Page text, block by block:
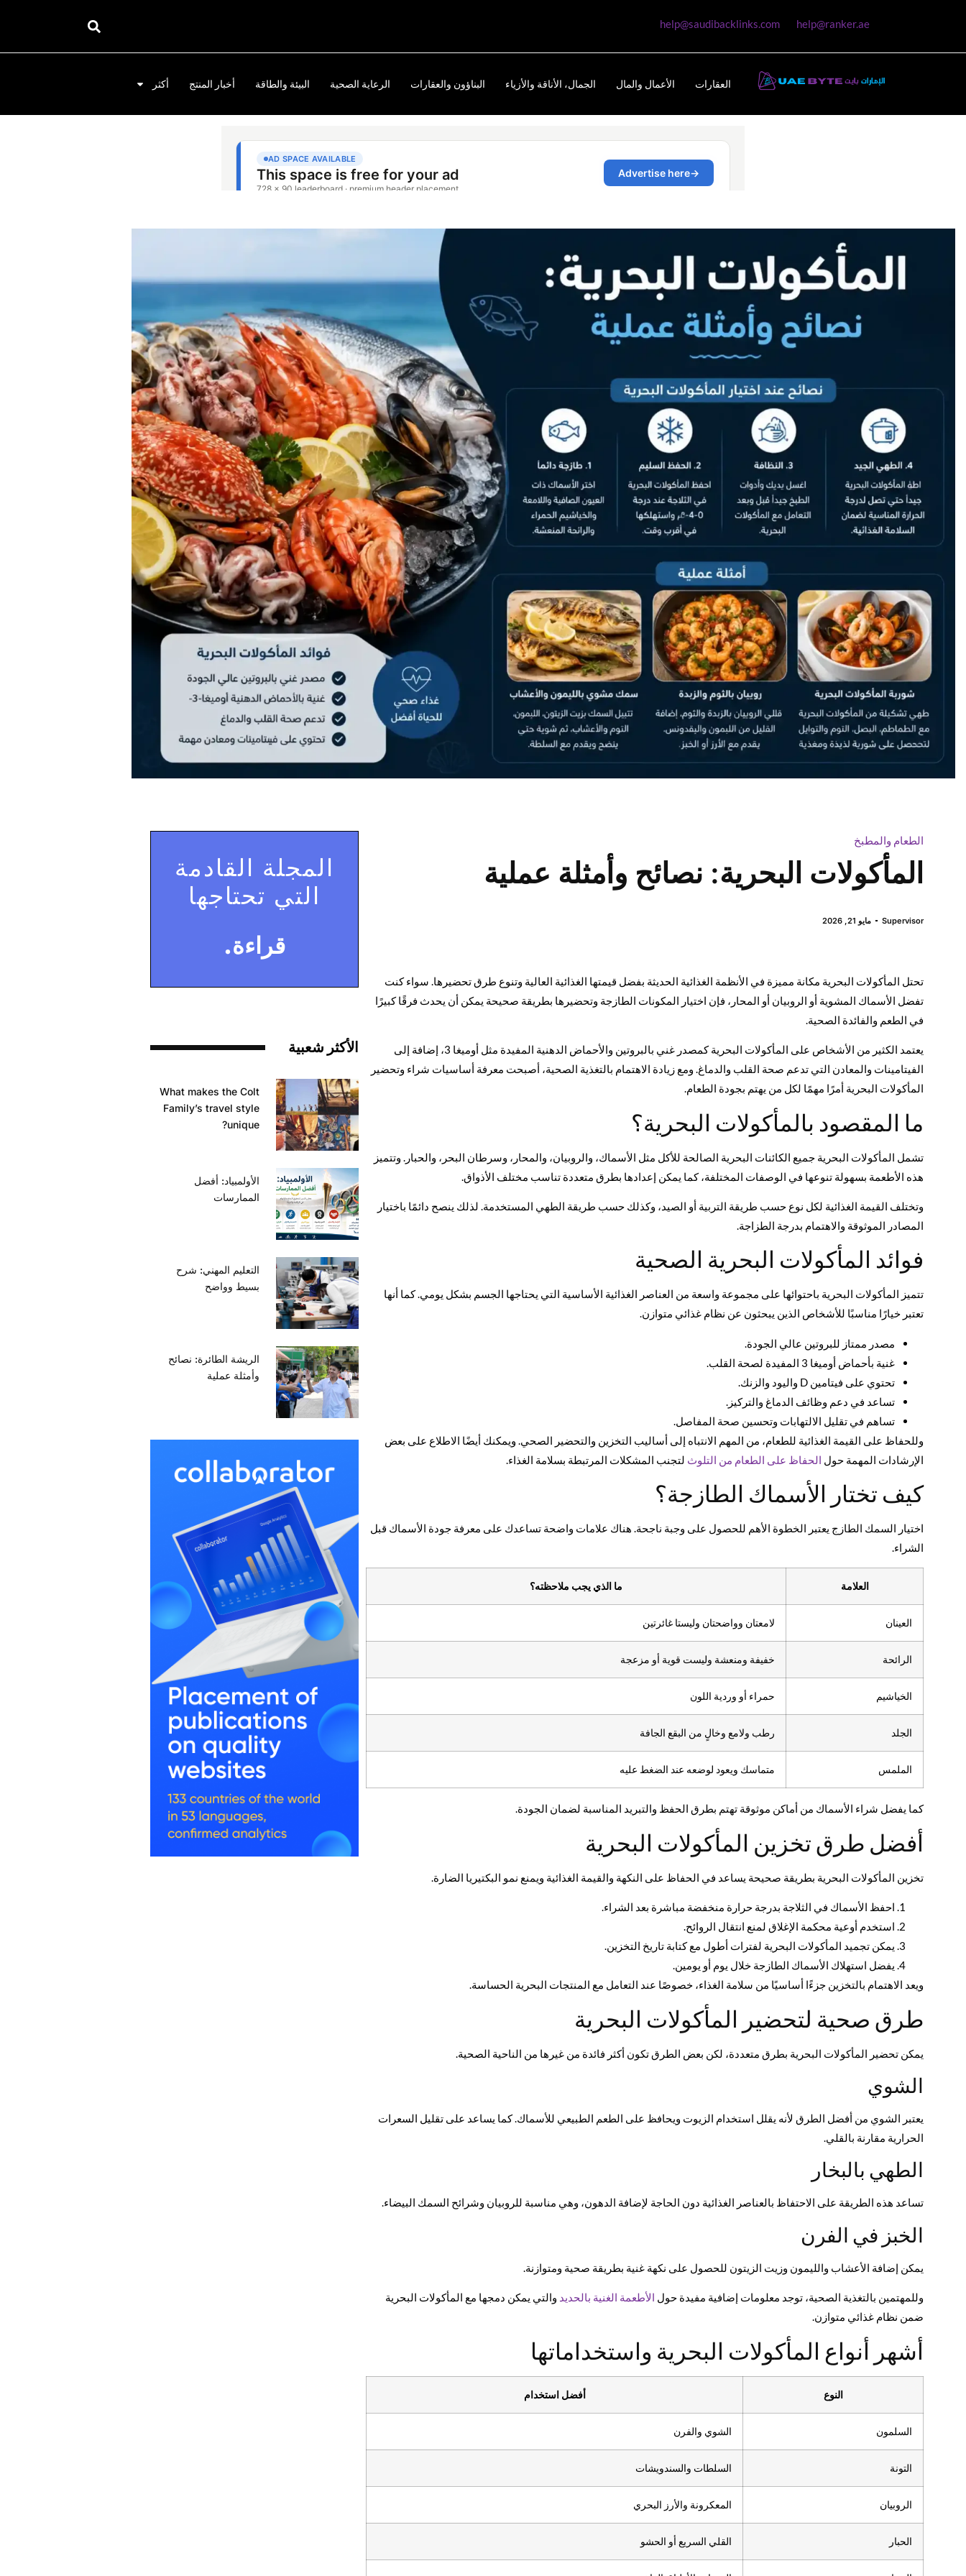
help@ranker.ae
help@saudibacklinks.com
العقارات الأعمال والمال الجمال، الأناقة والأزياء البناؤون والعقارات الرعاية الصحية البيئة والطاقة أخبار المنتج أكثر
الطعام والمطبخ
المأكولات البحرية: نصائح وأمثلة عملية
Supervisor مايو 21, 2026
تحتل المأكولات البحرية مكانة مميزة في الأنظمة الغذائية الحديثة بفضل قيمتها الغذائية العالية وتنوع طرق تحضيرها. سواء كنت
تفضل الأسماك المشوية أو الروبيان أو المحار، فإن اختيار المكونات الطازجة وتحضيرها بطريقة صحيحة يمكن أن يحدث فرقًا كبيرًا
في الطعم والفائدة الصحية.
يعتمد الكثير من الأشخاص على المأكولات البحرية كمصدر غني بالبروتين والأحماض الدهنية المفيدة مثل أوميغا 3، إضافة إلى
الفيتامينات والمعادن التي تدعم صحة القلب والدماغ. ومع زيادة الاهتمام بالتغذية الصحية، أصبحت معرفة أساسيات شراء وتحضير
المأكولات البحرية أمرًا مهمًا لكل من يهتم بجودة الطعام.
ما المقصود بالمأكولات البحرية؟
تشمل المأكولات البحرية جميع الكائنات البحرية الصالحة للأكل مثل الأسماك، والروبيان، والمحار، وسرطان البحر، والحبار. وتتميز
هذه الأطعمة بسهولة تنوعها في الوصفات المختلفة، كما يمكن إعدادها بطرق متعددة تناسب مختلف الأذواق.
وتختلف القيمة الغذائية لكل نوع حسب طريقة التربية أو الصيد، وكذلك حسب طريقة الطهي المستخدمة. لذلك ينصح دائمًا باختيار
المصادر الموثوقة والاهتمام بدرجة الطزاجة.
فوائد المأكولات البحرية الصحية
تتميز المأكولات البحرية باحتوائها على مجموعة واسعة من العناصر الغذائية الأساسية التي يحتاجها الجسم بشكل يومي. كما أنها
تعتبر خيارًا مناسبًا للأشخاص الذين يبحثون عن نظام غذائي متوازن.
مصدر ممتاز للبروتين عالي الجودة.
غنية بأحماض أوميغا 3 المفيدة لصحة القلب.
تحتوي على فيتامين D واليود والزنك.
تساعد في دعم وظائف الدماغ والتركيز.
تساهم في تقليل الالتهابات وتحسين صحة المفاصل.
وللحفاظ على القيمة الغذائية للطعام، من المهم الانتباه إلى أساليب التخزين والتحضير الصحي. ويمكنك أيضًا الاطلاع على بعض
الإرشادات المهمة حول الحفاظ على الطعام من التلوث لتجنب المشكلات المرتبطة بسلامة الغذاء.
كيف تختار الأسماك الطازجة؟
اختيار السمك الطازج يعتبر الخطوة الأهم للحصول على وجبة ناجحة. هناك علامات واضحة تساعدك على معرفة جودة الأسماك قبل
الشراء.
العلامة ما الذي يجب ملاحظته؟
العينان لامعتان وواضحتان وليستا غائرتين
الرائحة خفيفة ومنعشة وليست قوية أو مزعجة
الخياشيم حمراء أو وردية اللون
الجلد رطب ولامع وخالٍ من البقع الجافة
الملمس متماسك ويعود لوضعه عند الضغط عليه
كما يفضل شراء الأسماك من أماكن موثوقة تهتم بطرق الحفظ والتبريد المناسبة لضمان الجودة.
أفضل طرق تخزين المأكولات البحرية
تخزين المأكولات البحرية بطريقة صحيحة يساعد في الحفاظ على النكهة والقيمة الغذائية ويمنع نمو البكتيريا الضارة.
احفظ الأسماك في الثلاجة بدرجة حرارة منخفضة مباشرة بعد الشراء.
استخدم أوعية محكمة الإغلاق لمنع انتقال الروائح.
يمكن تجميد المأكولات البحرية لفترات أطول مع كتابة تاريخ التخزين.
يفضل استهلاك الأسماك الطازجة خلال يوم أو يومين.
ويعد الاهتمام بالتخزين جزءًا أساسيًا من سلامة الغذاء، خصوصًا عند التعامل مع المنتجات البحرية الحساسة.
طرق صحية لتحضير المأكولات البحرية
يمكن تحضير المأكولات البحرية بطرق متعددة، لكن بعض الطرق تكون أكثر فائدة من غيرها من الناحية الصحية.
الشوي
يعتبر الشوي من أفضل الطرق لأنه يقلل استخدام الزيوت ويحافظ على الطعم الطبيعي للأسماك. كما يساعد على تقليل السعرات
الحرارية مقارنة بالقلي.
الطهي بالبخار
تساعد هذه الطريقة على الاحتفاظ بالعناصر الغذائية دون الحاجة لإضافة الدهون، وهي مناسبة للروبيان وشرائح السمك البيضاء.
الخبز في الفرن
يمكن إضافة الأعشاب والليمون وزيت الزيتون للحصول على نكهة غنية بطريقة صحية ومتوازنة.
وللمهتمين بالتغذية الصحية، توجد معلومات إضافية مفيدة حول الأطعمة الغنية بالحديد والتي يمكن دمجها مع المأكولات البحرية
ضمن نظام غذائي متوازن.
أشهر أنواع المأكولات البحرية واستخداماتها
النوع أفضل استخدام
السلمون الشوي والفرن
التونة السلطات والسندويشات
الروبيان المعكرونة والأرز البحري
الحبار القلي السريع أو الحشو
المجلة القادمة
التي تحتاجها
قراءة.
الأكثر شعبية
What makes the Colt
Family’s travel style
unique?
الأولمبياد: أفضل
الممارسات
التعليم المهني: شرح
بسيط وواضح
الريشة الطائرة: نصائح
وأمثلة عملية